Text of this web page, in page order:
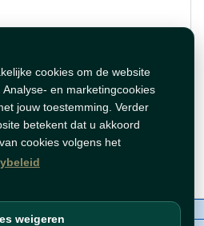
cookies om de website
en marketingcookies
jouw toestemming. Verder
betekent dat u akkoord
cookies volgens het
weigeren
WhatsAppen